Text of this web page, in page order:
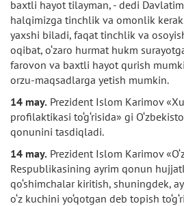
baxtli hayot tilayman, - dedi
halqimizga tinchlik va omonlik kerak.
yaxshi biladi, faqat tinchlik va
oqibat, o‘zaro hurmat hukm
farovon va baxtli hayot qurish
orzu-maqsadlarga yetish mumkin.
14 may. Prezident Islom Karimov
profilaktikasi to‘g‘risida» gi
qonunini tasdiqladi.
14 may. Prezident Islom Karimov
Respublikasining ayrim qonun
qo‘shimchalar kiritish, shuningdek,
o‘z kuchini yo‘qotgan deb topish